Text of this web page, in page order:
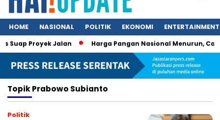
HOME NASIONAL POLITIK EKONOMI ENTERTAINMENT
Proyek Jalan Harga Pangan Nasional Menurun, Cabai
TopikPrabowo Subianto
Politik